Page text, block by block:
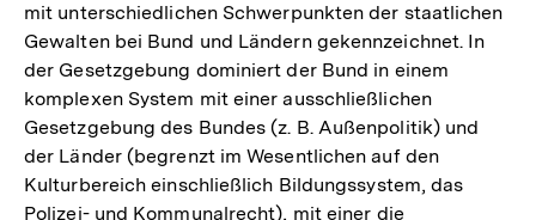
mit unterschiedlichen Schwerpunkten der staatlichen
Gewalten bei Bund und Ländern gekennzeichnet. In
der Gesetzgebung dominiert der Bund in einem
komplexen System mit einer ausschließlichen
Gesetzgebung des Bundes (z. B. Außenpolitik) und
der Länder (begrenzt im Wesentlichen auf den
Kulturbereich einschließlich Bildungssystem, das
Polizei- und Kommunalrecht), mit einer die